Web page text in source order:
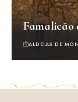
Famalicão
ALDEIAS DE